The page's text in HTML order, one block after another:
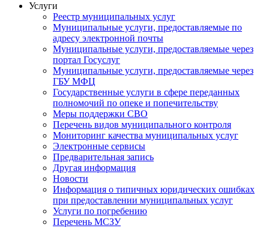
Услуги
Реестр муниципальных услуг
Муниципальные услуги, предоставляемые по
адресу электронной почты
Муниципальные услуги, предоставляемые через
портал Госуслуг
Муниципальные услуги, предоставляемые через
ГБУ МФЦ
Государственные услуги в сфере переданных
полномочий по опеке и попечительству
Меры поддержки СВО
Перечень видов муниципального контроля
Мониторинг качества муниципальных услуг
Электронные сервисы
Предварительная запись
Другая информация
Новости
Информация о типичных юридических ошибках
при предоставлении муниципальных услуг
Услуги по погребению
Перечень МСЗУ